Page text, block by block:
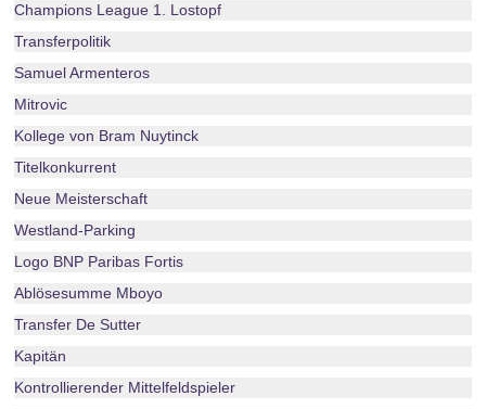
Champions League 1. Lostopf
Transferpolitik
Samuel Armenteros
Mitrovic
Kollege von Bram Nuytinck
Titelkonkurrent
Neue Meisterschaft
Westland-Parking
Logo BNP Paribas Fortis
Ablösesumme Mboyo
Transfer De Sutter
Kapitän
Kontrollierender Mittelfeldspieler